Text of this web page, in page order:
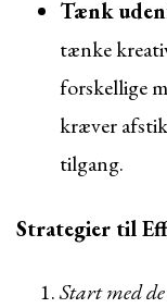
Tænk
tænke
forskellige
kræver
tilgang.
Strategier til
Start med